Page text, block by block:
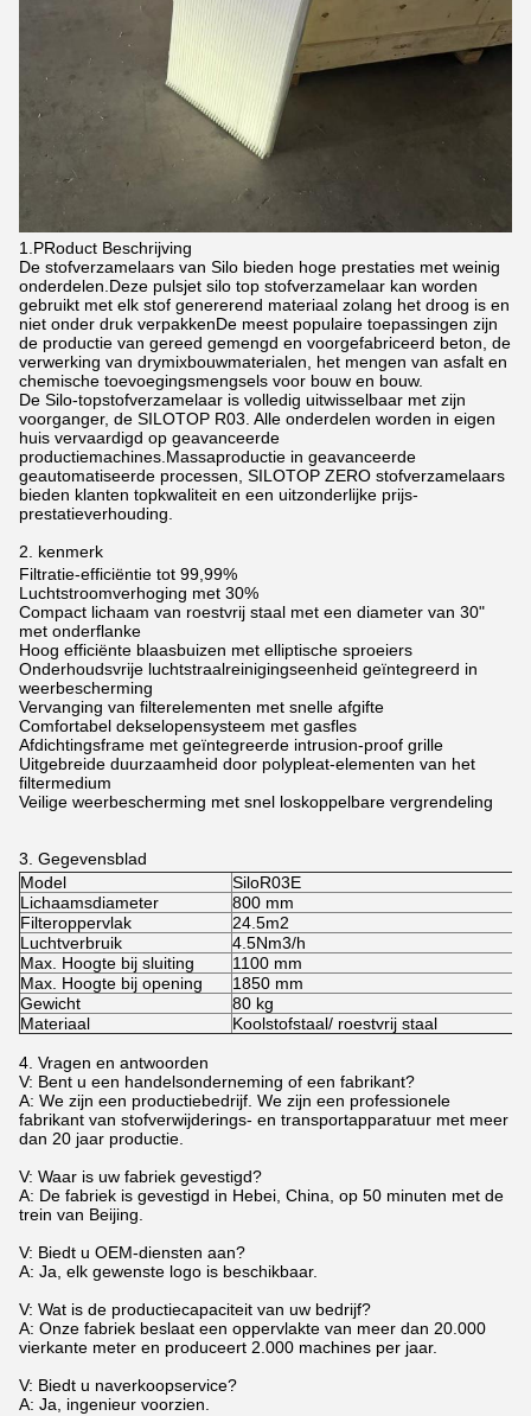
1.PRoduct Beschrijving
De stofverzamelaars van Silo bieden hoge prestaties met weinig
onderdelen.Deze pulsjet silo top stofverzamelaar kan worden
gebruikt met elk stof genererend materiaal zolang het droog is en
niet onder druk verpakkenDe meest populaire toepassingen zijn
de productie van gereed gemengd en voorgefabriceerd beton, de
verwerking van drymixbouwmaterialen, het mengen van asfalt en
chemische toevoegingsmengsels voor bouw en bouw.
De Silo-topstofverzamelaar is volledig uitwisselbaar met zijn
voorganger, de SILOTOP R03. Alle onderdelen worden in eigen
huis vervaardigd op geavanceerde
productiemachines.Massaproductie in geavanceerde
geautomatiseerde processen, SILOTOP ZERO stofverzamelaars
bieden klanten topkwaliteit en een uitzonderlijke prijs-
prestatieverhouding.
2. kenmerk
Filtratie-efficiëntie tot 99,99%
Luchtstroomverhoging met 30%
Compact lichaam van roestvrij staal met een diameter van 30"
met onderflanke
Hoog efficiënte blaasbuizen met elliptische sproeiers
Onderhoudsvrije luchtstraalreinigingseenheid geïntegreerd in
weerbescherming
Vervanging van filterelementen met snelle afgifte
Comfortabel dekselopensysteem met gasfles
Afdichtingsframe met geïntegreerde intrusion-proof grille
Uitgebreide duurzaamheid door polypleat-elementen van het
filtermedium
Veilige weerbescherming met snel loskoppelbare vergrendeling
3. Gegevensblad
Model
SiloR03E
Lichaamsdiameter
800 mm
Filteroppervlak
24.5m2
Luchtverbruik
4.5Nm3/h
Max. Hoogte bij sluiting
1100 mm
Max. Hoogte bij opening
1850 mm
Gewicht
80 kg
Materiaal
Koolstofstaal/ roestvrij staal
4. Vragen en antwoorden
V: Bent u een handelsonderneming of een fabrikant?
A: We zijn een productiebedrijf. We zijn een professionele
fabrikant van stofverwijderings- en transportapparatuur met meer
dan 20 jaar productie.
V: Waar is uw fabriek gevestigd?
A: De fabriek is gevestigd in Hebei, China, op 50 minuten met de
trein van Beijing.
V: Biedt u OEM-diensten aan?
A: Ja, elk gewenste logo is beschikbaar.
V: Wat is de productiecapaciteit van uw bedrijf?
A: Onze fabriek beslaat een oppervlakte van meer dan 20.000
vierkante meter en produceert 2.000 machines per jaar.
V: Biedt u naverkoopservice?
A: Ja, ingenieur voorzien.